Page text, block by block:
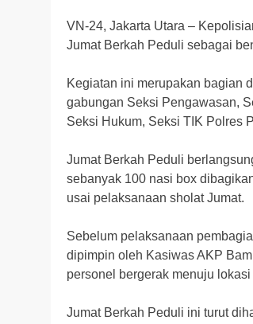
VN-24, Jakarta Utara –
Jumat Berkah Peduli sebagai
Kegiatan ini merupakan bagian
gabungan Seksi Pengawasan,
Seksi Hukum, Seksi TIK Polres
Jumat Berkah Peduli
sebanyak 100 nasi box
usai pelaksanaan sholat Jumat.
Sebelum pelaksanaan
dipimpin oleh Kasiwas AKP
personel bergerak menuju
Jumat Berkah Peduli ini turut